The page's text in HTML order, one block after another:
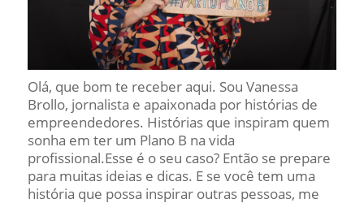
Olá, que bom te receber aqui. Sou Vanessa
Brollo, jornalista e apaixonada por histórias de
empreendedores. Histórias que inspiram quem
sonha em ter um Plano B na vida
profissional.Esse é o seu caso? Então se prepare
para muitas ideias e dicas. E se você tem uma
história que possa inspirar outras pessoas, me